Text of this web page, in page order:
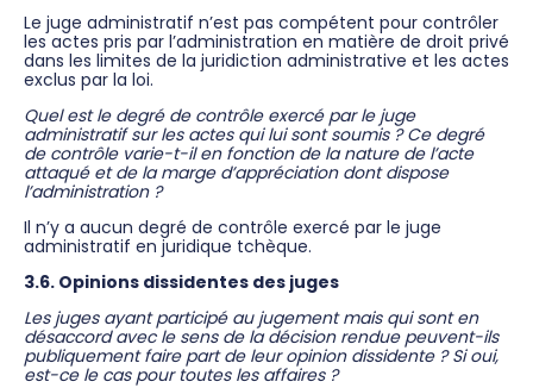
Le juge administratif n’est pas compétent pour contrôler
les actes pris par l’administration en matière de droit privé
dans les limites de la juridiction administrative et les actes
exclus par la loi.
Quel est le degré de contrôle exercé par le juge
administratif sur les actes qui lui sont soumis ? Ce degré
de contrôle varie-t-il en fonction de la nature de l’acte
attaqué et de la marge d’appréciation dont dispose
l’administration ?
Il n’y a aucun degré de contrôle exercé par le juge
administratif en juridique tchèque.
3.6. Opinions dissidentes des juges
Les juges ayant participé au jugement mais qui sont en
désaccord avec le sens de la décision rendue peuvent-ils
publiquement faire part de leur opinion dissidente ? Si oui,
est-ce le cas pour toutes les affaires ?